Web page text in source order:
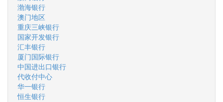
渤海银行
澳门地区
重庆三峡银行
国家开发银行
汇丰银行
厦门国际银行
中国进出口银行
代收付中心
华一银行
恒生银行